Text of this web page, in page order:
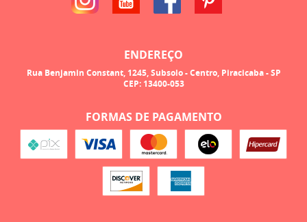
ENDEREÇO
Rua Benjamin Constant, 1245, Subsolo-Centro, Piracicaba-SP
CEP: 13400-053
FORMAS DE PAGAMENTO